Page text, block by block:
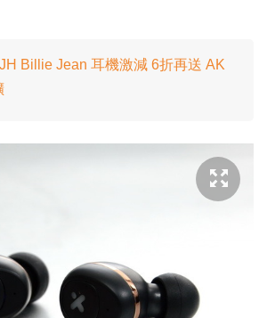
JH Billie Jean 耳機激減 6折再送 AK